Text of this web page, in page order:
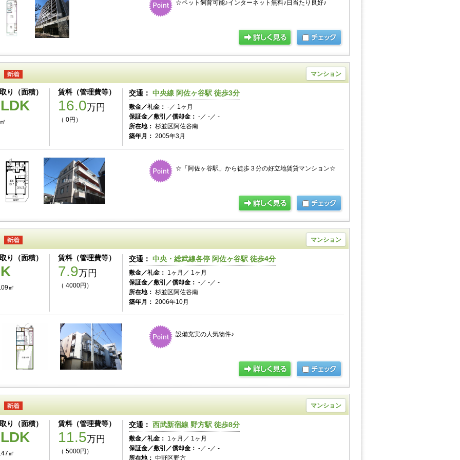
☆ペット飼育可能♪インターネット無料♪日当たり良好♪
マンション
り（面積） 賃料（管理費等）
16.0万円
（ 0円）
交通： 中央線 阿佐ヶ谷駅 徒歩3分
敷金／礼金： -／ 1ヶ月
保証金／敷引／償却金： -／ -／ -
所在地： 杉並区阿佐谷南
築年月： 2005年3月
☆「阿佐ヶ谷駅」から徒歩３分の好立地賃貸マンション☆
マンション
り（面積）
㎡
賃料（管理費等）
7.9万円
（ 4000円）
交通： 中央・総武線各停 阿佐ヶ谷駅 徒歩4分
敷金／礼金： 1ヶ月／ 1ヶ月
保証金／敷引／償却金： -／ -／ -
所在地： 杉並区阿佐谷南
築年月： 2006年10月
設備充実の人気物件♪
マンション
り（面積）
㎡
賃料（管理費等）
11.5万円
（ 5000円）
交通： 西武新宿線 野方駅 徒歩8分
敷金／礼金： 1ヶ月／ 1ヶ月
保証金／敷引／償却金： -／ -／ -
所在地： 中野区野方